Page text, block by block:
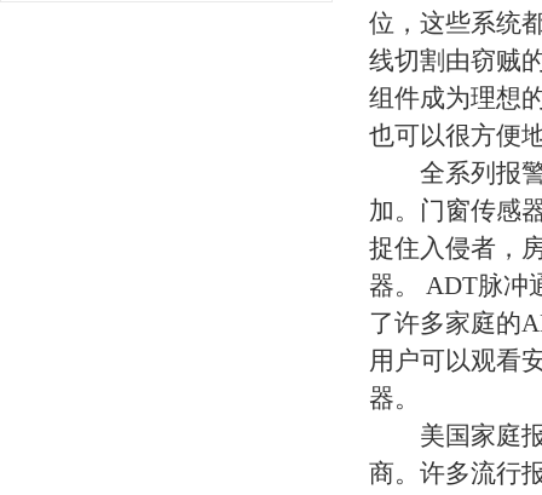
位，这些系统
线切割由窃贼
组件成为理想
也可以很方便
全系列报警
加。门窗传感
捉住入侵者，
器。 ADT脉冲
了许多家庭的
用户可以观看
器。
美国家庭报
商。许多流行